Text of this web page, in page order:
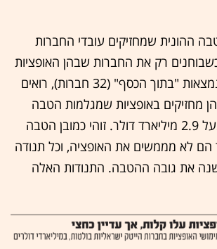
ההונית שמחזיקים עובדי החברות
רק את החברות שבהן האופציות
הניתנות למימוש נמצאות "בתוך הכסף" (32 חברות), רואים
מחזיקים באופציות שמגלמות הטבה
בשווי כפול - של מעל 2.9 מיליארד דולר. זוהי כמובן הטבה
הם לא מממשים את האופציה, וכל תנודה
את גובה ההטבה. התנודות האלה